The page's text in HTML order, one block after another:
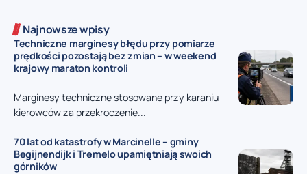
Najnowsze wpisy
Techniczne marginesy błędu przy pomiarze
prędkości pozostają bez zmian – w weekend
krajowy maraton kontroli
Marginesy techniczne stosowane przy karaniu
kierowców za przekroczenie...
70 lat od katastrofy w Marcinelle – gminy
Begijnendijk i Tremelo upamiętniają swoich
górników